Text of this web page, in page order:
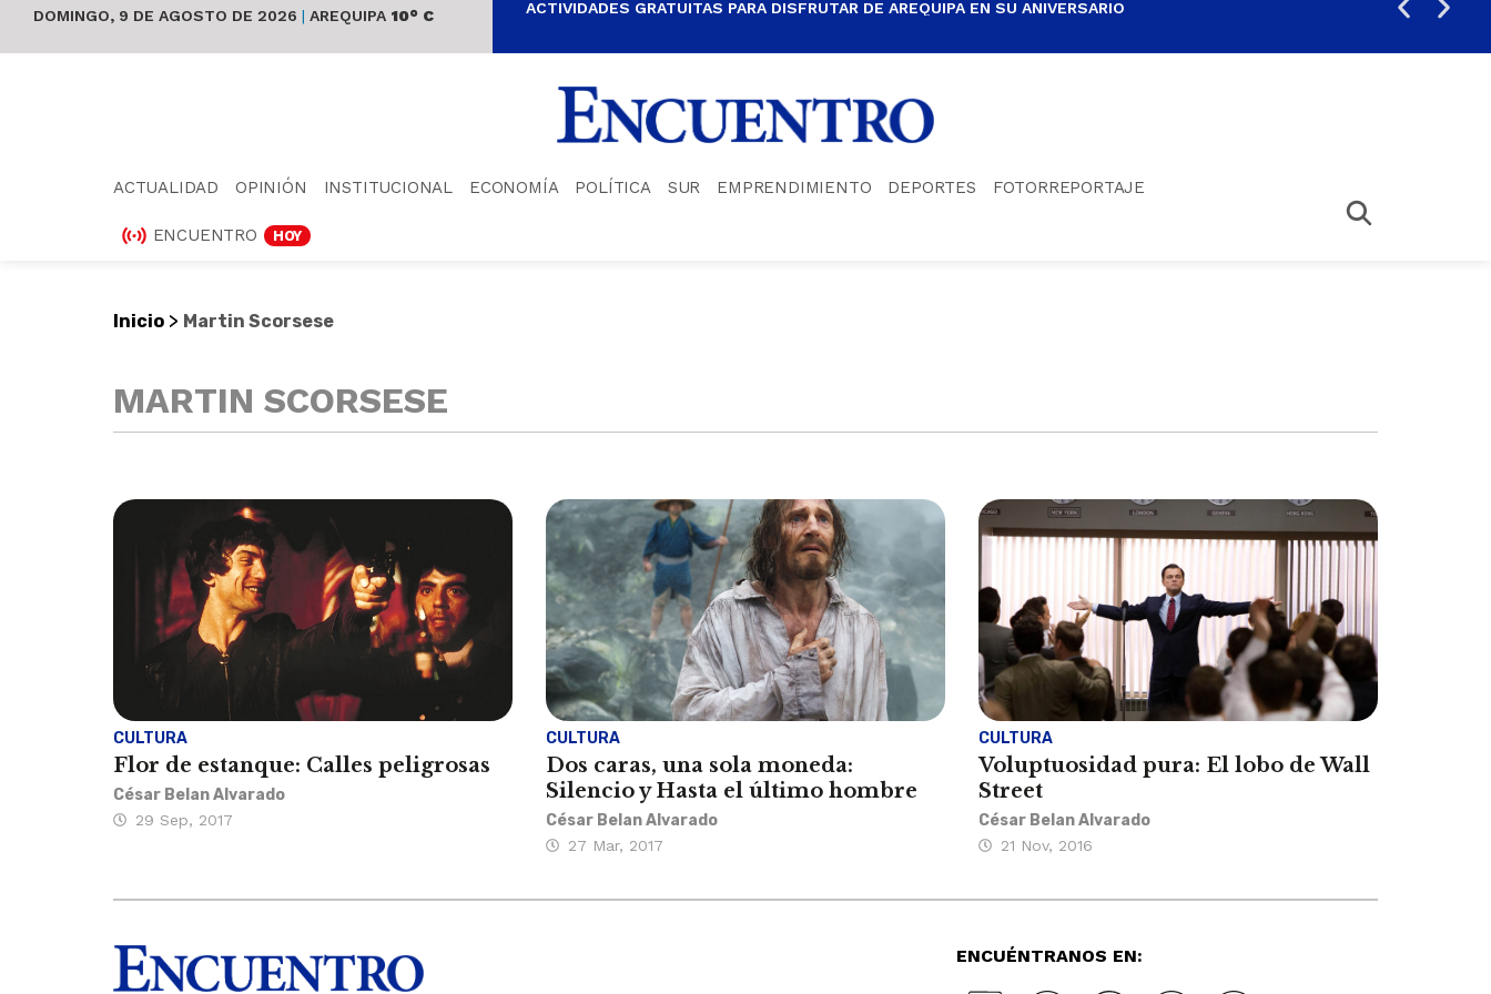
DOMINGO, 9 DE AGOSTO DE 2026 | AREQUIPA 10° C ACTIVIDADES GRATUITAS PARA DISFRUTAR DE AREQUIPA EN SU ANIVERSARIO
ACTUALIDAD OPINIÓN INSTITUCIONAL ECONOMÍA POLÍTICA SUR EMPRENDIMIENTO DEPORTES FOTORREPORTAJE
ENCUENTRO HOY
Inicio > Martin Scorsese
MARTIN SCORSESE
CULTURA
Flor de estanque: Calles peligrosas
César Belan Alvarado
29 Sep, 2017
CULTURA
Dos caras, una sola moneda:
Silencio y Hasta el último hombre
César Belan Alvarado
27 Mar, 2017
CULTURA
Voluptuosidad pura: El lobo de Wall
Street
César Belan Alvarado
21 Nov, 2016
ENCUÉNTRANOS EN: